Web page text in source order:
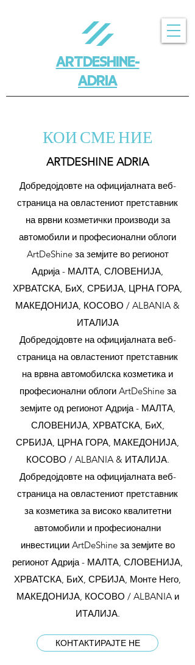
ARTDESHINE-
ADRIA
КОИ СМЕ НИЕ
ARTDESHINE ADRIA
Добредојдовте на официјалната веб-
страница на овластениот претставник
на врвни козметички производи за
автомобили и професионални облоги
ArtDeShine за земјите во регионот
Адрија - МАЛТА, СЛОВЕНИЈА,
ХРВАТСКА, БиХ, СРБИЈА, ЦРНА ГОРА,
МАКЕДОНИЈА, КОСОВО / ALBANIA &
ИТАЛИЈА
Добредојдовте на официјалната веб-
страница на овластениот претставник
на врвна автомобилска козметика и
професионални облоги ArtDeShine за
земјите од регионот Адрија - МАЛТА,
СЛОВЕНИЈА, ХРВАТСКА, БиХ,
СРБИЈА, ЦРНА ГОРА, МАКЕДОНИЈА,
КОСОВО / ALBANIA & ИТАЛИЈА.
Добредојдовте на официјалната веб-
страница на овластениот претставник
за козметика за високо квалитетни
автомобили и професионални
инвестиции ArtDeShine за земјите во
регионот Адрија - МАЛТА, СЛОВЕНИЈА,
ХРВАТСКА, БиХ, СРБИЈА, Монте Него,
МАКЕДОНИЈА, КОСОВО / ALBANIA и
ИТАЛИЈА.
КОНТАКТИРАЈТЕ НЕ